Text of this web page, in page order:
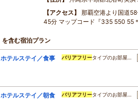
アクセス
那覇空港より国道
45分 マップコード『335 550 55
を含む宿泊プラン
テルステイ／食事
バリアフリータイプのお部屋…
テルステイ／朝食
バリアフリータイプのお部屋…